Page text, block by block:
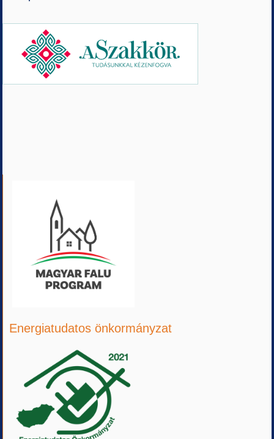
Energiatudatos önkormányzat